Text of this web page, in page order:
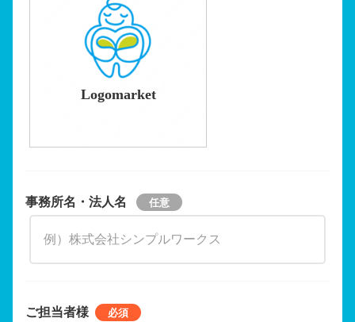
Logomarket
事務所名・法人名
ご担当者様